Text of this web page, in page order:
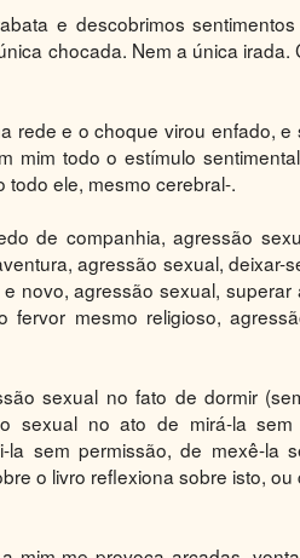
e descobrimos
chocada. Nem a única
rede e o choque virou enfado,
mim todo o estímulo
todo ele, mesmo cerebral-.
de companhia, agressão
agressão sexual, deixar-
novo, agressão sexual,
mesmo religioso,
sexual no fato de dormir
sexual no ato de mirá-la
sem permissão, de mexê-la
o livro reflexiona sobre isto,